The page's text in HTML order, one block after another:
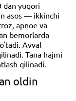
dan yuqori
asos — ikkinchi
apnoe va
bemorlarda
Avval
Tana hajmi
qilinadi.
oldin